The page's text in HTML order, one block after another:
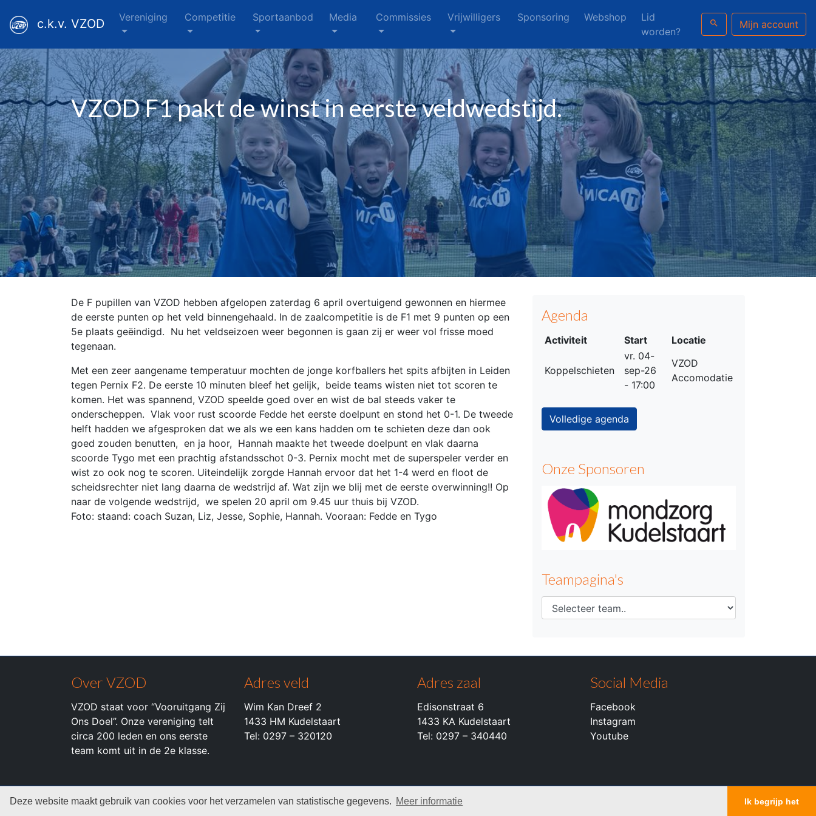
Deze website maakt gebruik van cookies voor het verzamelen van statistische gegevens. Meer informatie Ik begrijp het
c.k.v. VZOD Vereniging Competitie Sportaanbod Media Commissies Vrijwilligers Sponsoring Webshop
Lid
worden?
search Mijn account
VZOD F1 pakt de winst in eerste veldwedstijd.
De F pupillen van VZOD hebben afgelopen zaterdag 6 april overtuigend gewonnen en hiermee
de eerste punten op het veld binnengehaald. In de zaalcompetitie is de F1 met 9 punten op een
5e plaats geëindigd. Nu het veldseizoen weer begonnen is gaan zij er weer vol frisse moed
tegenaan.
Met een zeer aangename temperatuur mochten de jonge korfballers het spits afbijten in Leiden
tegen Pernix F2. De eerste 10 minuten bleef het gelijk, beide teams wisten niet tot scoren te
komen. Het was spannend, VZOD speelde goed over en wist de bal steeds vaker te
onderscheppen. Vlak voor rust scoorde Fedde het eerste doelpunt en stond het 0-1. De tweede
helft hadden we afgesproken dat we als we een kans hadden om te schieten deze dan ook
goed zouden benutten, en ja hoor, Hannah maakte het tweede doelpunt en vlak daarna
scoorde Tygo met een prachtig afstandsschot 0-3. Pernix mocht met de superspeler verder en
wist zo ook nog te scoren. Uiteindelijk zorgde Hannah ervoor dat het 1-4 werd en floot de
scheidsrechter niet lang daarna de wedstrijd af. Wat zijn we blij met de eerste overwinning!! Op
naar de volgende wedstrijd, we spelen 20 april om 9.45 uur thuis bij VZOD.
Foto: staand: coach Suzan, Liz, Jesse, Sophie, Hannah. Vooraan: Fedde en Tygo
Agenda
Activiteit Start Locatie
Koppelschieten
vr. 04-
sep-26
- 17:00
VZOD
Accomodatie
Volledige agenda
Onze Sponsoren
Teampagina's
Over VZOD
VZOD staat voor “Vooruitgang Zij
Ons Doel”. Onze vereniging telt
circa 200 leden en ons eerste
team komt uit in de 2e klasse.
Adres veld
Wim Kan Dreef 2
1433 HM Kudelstaart
Tel: 0297 – 320120
Adres zaal
Edisonstraat 6
1433 KA Kudelstaart
Tel: 0297 – 340440
Social Media
Facebook
Instagram
Youtube
© 2026 c.k.v. VZOD -Privacyverklaring